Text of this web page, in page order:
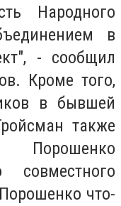
Народного
в
- сообщил
Кроме того,
в бывшей
также
Порошенко
совместного
что-